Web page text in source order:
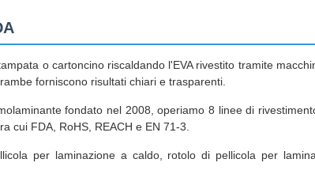
o cartoncino riscaldando l'EVA rivestito tramite
forniscono risultati chiari e trasparenti.
fondato nel 2008, operiamo 8 linee di
cui FDA, RoHS, REACH e EN 71-3.
per laminazione a caldo, rotolo di pellicola per